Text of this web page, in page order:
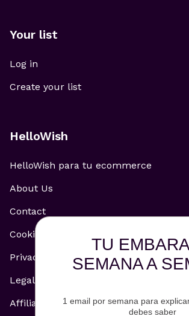
Your list
Log in
Create your list
HelloWish
HelloWish para tu ecommerce
About Us
Contact
Cookie Policy
Privacy Policy
Legal Notice
Affiliate and Advertising Policy
TU
SEMANA A
1 email por semana para
debes saber